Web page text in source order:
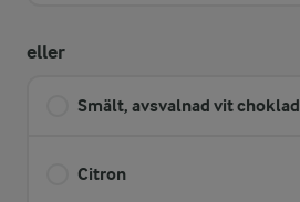
eller
Smält, avsvalnad vit choklad
Citron